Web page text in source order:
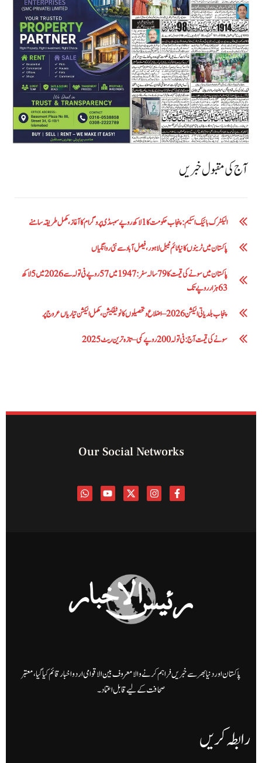
آج کی مقبول خبریں
الیکٹرک بائیک اسکیم: پنجاب حکومت کا1 لاکھ روپے سبسڈی پروگرام کا آغاز ،مکمل طریقہ سامنے
پاکستان میں ٹرینوں کا نیا ٹائم ٹیبل لاہور، فیصل آباد سے نئی روانگیاں
پاکستان میں سونے کی قیمت کا 79 سالہ سفر: 1947 میں 57 روپے فی تولہ سے 2026 میں 5 لاکھ
63 ہزار روپے تک
پنجاب بلدیاتی الیکشن 2026 – اضلاع و تحصیلوں کا نوٹیفکیشن، مکمل الیکشن تیاریاں عروج پر
سونے کی قیمت آج: فی تولہ 200 روپے کمی – تازہ ترین ریٹ 2025
Our Social Networks
پاکستان اور دنیا بھر سے خبریں فراہم کرنے والا معروف بین الاقوامی اردو اخبار قائم کیا گیا، معتبر
صحافت کے لیے قابل اعتماد۔
رابطہ کریں